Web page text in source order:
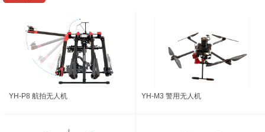
YH-P8 航拍无人机 YH-M3 警用无人机